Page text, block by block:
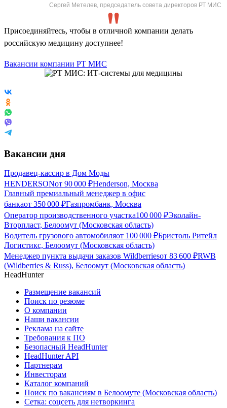
Сергей Метелев, председатель совета директоров РТ МИС
Присоединяйтесь, чтобы в отличной компании делать
российскую медицину доступнее!
Вакансии компании РТ МИС
Вакансии дня
Продавец-кассир в Дом Моды
HENDERSONот 90 000 ₽Henderson, Москва
Главный премиальный менеджер в офис
банкаот 350 000 ₽Газпромбанк, Москва
Оператор производственного участка100 000 ₽Эколайн-
Вторпласт, Белоомут (Московская область)
Водитель грузового автомобиляот 100 000 ₽Бристоль Ритейл
Логистикс, Белоомут (Московская область)
Менеджер пункта выдачи заказов Wildberriesот 83 600 ₽RWB
(Wildberries & Russ), Белоомут (Московская область)
HeadHunter
Размещение вакансий
Поиск по резюме
О компании
Наши вакансии
Реклама на сайте
Требования к ПО
Безопасный HeadHunter
HeadHunter API
Партнерам
Инвесторам
Каталог компаний
Поиск по вакансиям в Белоомуте (Московская область)
Сетка: соцсеть для нетворкинга